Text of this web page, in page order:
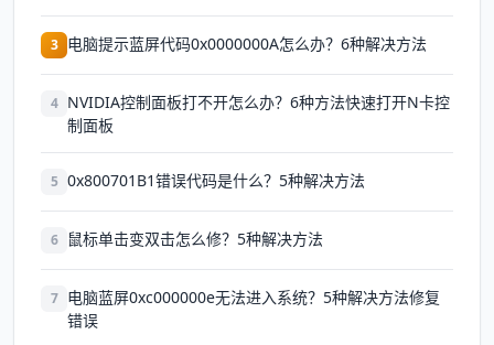
3 电脑提示蓝屏代码0x0000000A怎么办？6种解决方法
4 NVIDIA控制面板打不开怎么办？6种方法快速打开N卡控
制面板
5 0x800701B1错误代码是什么？5种解决方法
6 鼠标单击变双击怎么修？5种解决方法
7 电脑蓝屏0xc000000e无法进入系统？5种解决方法修复
错误